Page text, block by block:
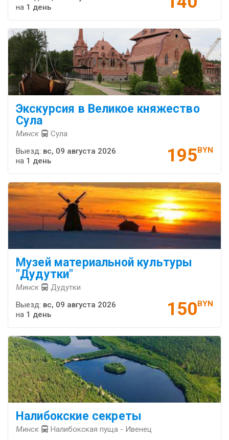
на 1 день
Экскурсия в Великое княжество
Сула
Минск Сула
195BYN
Выезд: вс, 09 августа 2026
на 1 день
Музей ма­те­ри­аль­ной куль­ту­ры
"Ду­дутки"
Минск Дудутки
150BYN
Выезд: вс, 09 августа 2026
на 1 день
Налибокские секреты
Минск Налибокская пуща - Ивенец